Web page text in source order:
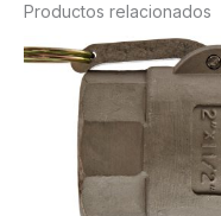
Productos relacionados